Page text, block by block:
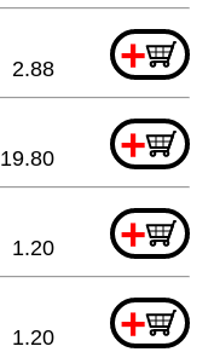
+
2.88
+
19.80
+
1.20
+
1.20